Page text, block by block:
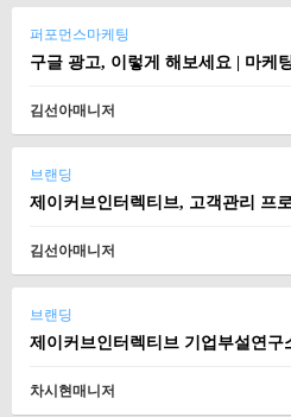
퍼포먼스마케팅
구글 광고, 이렇게 해보세요 | 마케
김선아매니저
브랜딩
제이커브인터렉티브, 고객관리 프
김선아매니저
브랜딩
제이커브인터렉티브 기업부설연구
차시현매니저